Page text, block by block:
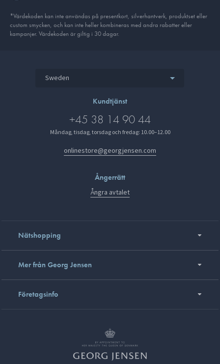
*Värdekoden kan inte användas på presentkort, silverhantverk, produkt­set eller
custom smycken, och kan inte heller kombineras med andra rabatter eller
kampanjer. Värdekoden är giltig i 30 dagar.
Sweden
Kundtjänst
+45 38 14 90 44
Måndag, tisdag, torsdag och fredag: 10.00–12.00
onlinestore@georgjensen.com
Ångerrätt
Ångra avtalet
Nätshopping
Mer från Georg Jensen
Företagsinfo